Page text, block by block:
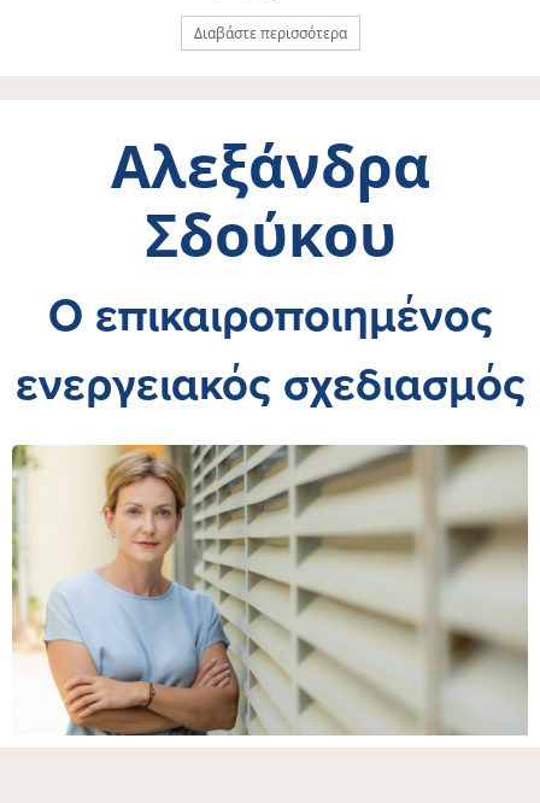
Διαβάστε περισσότερα
Αλεξάνδρα
Σδούκου
Ο επικαιροποιημένος
ενεργειακός σχεδιασμός